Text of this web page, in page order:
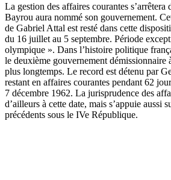
La gestion des affaires courantes s’arrêtera
Bayrou aura nommé son gouvernement.
de Gabriel Attal est resté dans cette
du 16 juillet au 5 septembre. Période
olympique ». Dans l’histoire politique
le deuxième gouvernement démissionnaire
plus longtemps. Le record est détenu par
restant en affaires courantes pendant 62
7 décembre 1962. La jurisprudence des
d’ailleurs à cette date, mais s’appuie aussi
précédents sous le IVe République.